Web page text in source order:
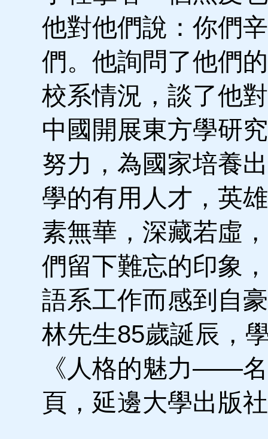
他對他們說：你們
們。他詢問了他們
校系情況，談了他
中國開展東方學研
努力，為國家培養
學的有用人才，英
素無華，深藏若虛
們留下難忘的印象
語系工作而感到自
林先生85歲誕辰，
《人格的魅力——
頁，延邊大學出版